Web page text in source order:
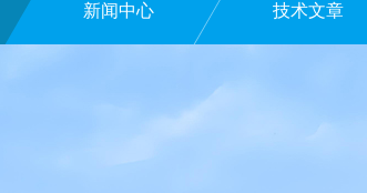
新闻中心 技术文章